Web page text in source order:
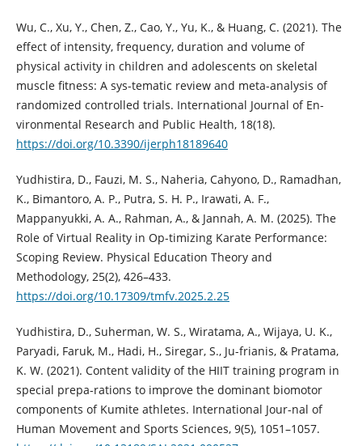
Wu, C., Xu, Y., Chen, Z., Cao, Y., Yu, K., & Huang, C. (2021). The
effect of intensity, frequency, duration and volume of
physical activity in children and adolescents on skeletal
muscle fitness: A sys-tematic review and meta-analysis of
randomized controlled trials. International Journal of En-
vironmental Research and Public Health, 18(18).
https://doi.org/10.3390/ijerph18189640
Yudhistira, D., Fauzi, M. S., Naheria, Cahyono, D., Ramadhan,
K., Bimantoro, A. P., Putra, S. H. P., Irawati, A. F.,
Mappanyukki, A. A., Rahman, A., & Jannah, A. M. (2025). The
Role of Virtual Reality in Op-timizing Karate Performance:
Scoping Review. Physical Education Theory and
Methodology, 25(2), 426–433.
https://doi.org/10.17309/tmfv.2025.2.25
Yudhistira, D., Suherman, W. S., Wiratama, A., Wijaya, U. K.,
Paryadi, Faruk, M., Hadi, H., Siregar, S., Ju-frianis, & Pratama,
K. W. (2021). Content validity of the HIIT training program in
special prepa-rations to improve the dominant biomotor
components of Kumite athletes. International Jour-nal of
Human Movement and Sports Sciences, 9(5), 1051–1057.